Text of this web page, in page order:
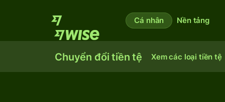
Cá nhân Nền tảng
Chuyển đổi tiền tệ Xem các loại tiền tệ